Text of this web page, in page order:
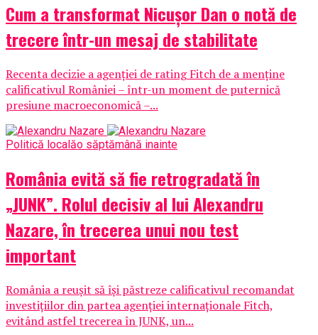
Cum a transformat Nicușor Dan o notă de
trecere într-un mesaj de stabilitate
Recenta decizie a agenției de rating Fitch de a menține
calificativul României – într-un moment de puternică
presiune macroeconomică –...
Politică localăo săptămână inainte
România evită să fie retrogradată în
„JUNK”. Rolul decisiv al lui Alexandru
Nazare, în trecerea unui nou test
important
România a reușit să își păstreze calificativul recomandat
investițiilor din partea agenției internaționale Fitch,
evitând astfel trecerea în JUNK, un...